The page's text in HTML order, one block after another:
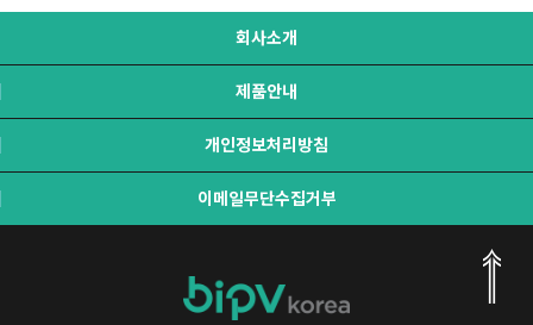
회사소개
제품안내
개인정보처리방침
이메일무단수집거부